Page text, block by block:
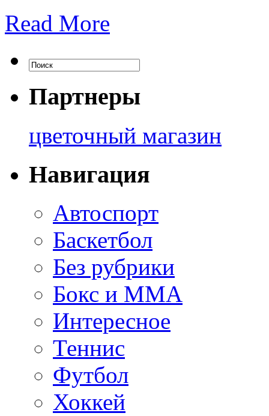
Read More
Партнеры
цветочный магазин
Навигация
Автоспорт
Баскетбол
Без рубрики
Бокс и ММА
Интересное
Теннис
Футбол
Хоккей